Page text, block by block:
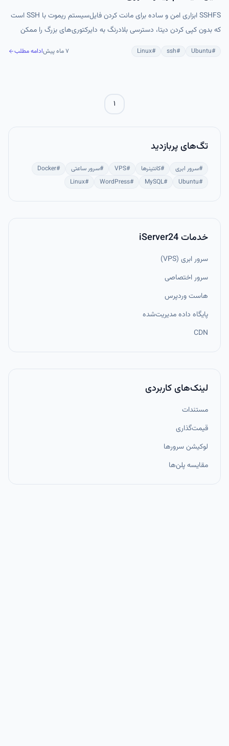
SSHFS ابزاری امن و ساده برای مانت کردن فایل‌سیستم ریموت با SSH است
که بدون کپی کردن دیتا، دسترسی بلادرنگ به دایرکتوری‌های بزرگ را ممکن
#
Ubuntu
#
ssh
#
Linux ۷ ماه پیش ادامه مطلب
۱
تگ‌های پربازدید
#سرور ابری #کانتینرها #
VPS
#سرور ساعتی #
Docker
#
Ubuntu
#
MySQL
#
WordPress
#
Linux
خدمات iServer24
سرور ابری (VPS)
سرور اختصاصی
هاست وردپرس
پایگاه داده مدیریت‌شده
CDN
لینک‌های کاربردی
مستندات
قیمت‌گذاری
لوکیشن سرورها
مقایسه پلن‌ها